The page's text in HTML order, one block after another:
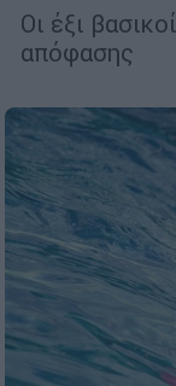
Οι έξι
απόφασης